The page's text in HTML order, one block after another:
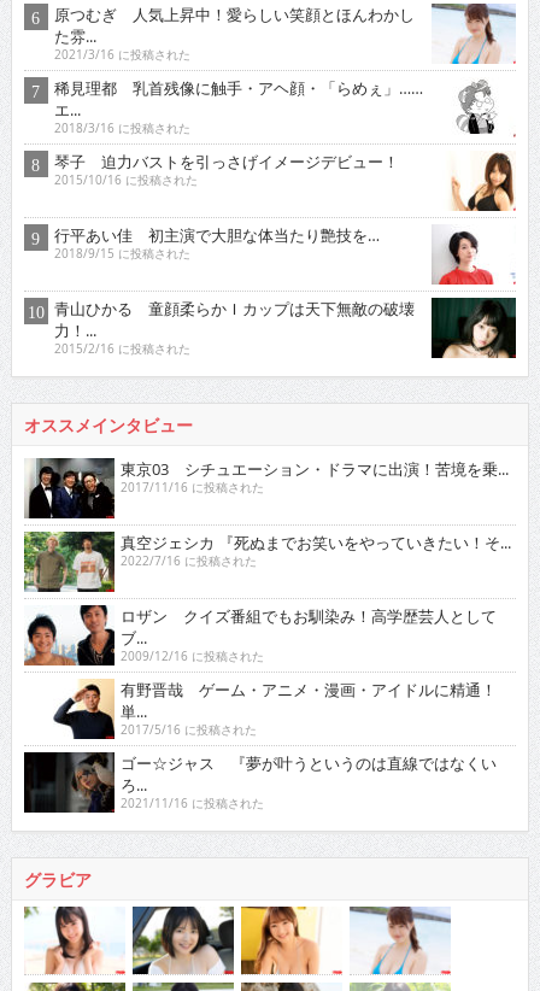
原つむぎ 人気上昇中！愛らしい笑顔とほんわかし
た雰...
2021/3/16 に投稿された
稀見理都 乳首残像に触手・アヘ顔・「らめぇ」……
エ...
2018/3/16 に投稿された
琴子 迫力バストを引っさげイメージデビュー！
2015/10/16 に投稿された
行平あい佳 初主演で大胆な体当たり艶技を…
2018/9/15 に投稿された
青山ひかる 童顔柔らかＩカップは天下無敵の破壊
力！...
2015/2/16 に投稿された
オススメインタビュー
東京03 シチュエーション・ドラマに出演！苦境を乗...
2017/11/16 に投稿された
真空ジェシカ 『死ぬまでお笑いをやっていきたい！そ...
2022/7/16 に投稿された
ロザン クイズ番組でもお馴染み！高学歴芸人として
ブ...
2009/12/16 に投稿された
有野晋哉 ゲーム・アニメ・漫画・アイドルに精通！
単...
2017/5/16 に投稿された
ゴー☆ジャス 『夢が叶うというのは直線ではなくい
ろ...
2021/11/16 に投稿された
グラビア